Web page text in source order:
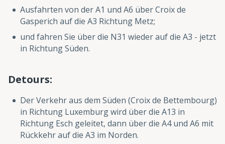
Ausfahrten von der A1 und A6 über Croix de
Gasperich auf die A3 Richtung Metz;
und fahren Sie über die N31 wieder auf die A3 - jetzt
in Richtung Süden.
Detours:
Der Verkehr aus dem Süden (Croix de Bettembourg)
in Richtung Luxemburg wird über die A13 in
Richtung Esch geleitet, dann über die A4 und A6 mit
Rückkehr auf die A3 im Norden.